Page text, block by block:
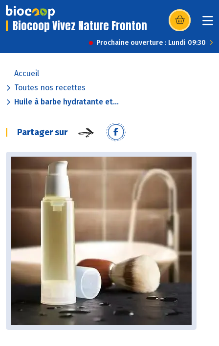
Biocoop Vivez Nature Fronton (s’ouvre dans
Prochaine ouverture : Lundi 09:30
Accueil
Toutes nos recettes
Huile à barbe hydratante et...
Partager sur